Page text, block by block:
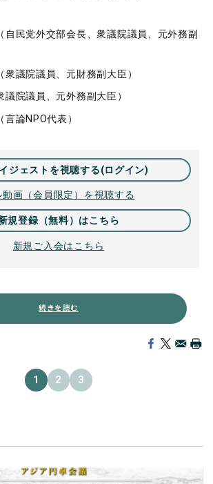
自民党外交部会長、衆議院議員、元外務副
議員、元財務副大臣）
員、元外務副大臣）
論NPO代表）
ジェストを視聴する(ログイン)
動画（会員限定）を視聴する
規登録（無料）はこちら
新規ご入会はこちら
続きを読む
1 2 3